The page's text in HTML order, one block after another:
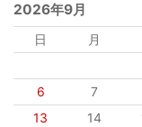
2026年9月
日 月
6
7
13
14